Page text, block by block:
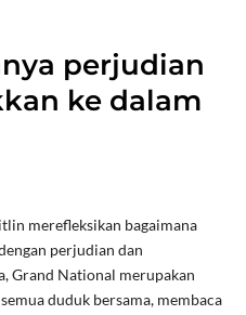
perjudian
ke dalam
merefleksikan bagaimana
perjudian dan
Grand National merupakan
duduk bersama, membaca